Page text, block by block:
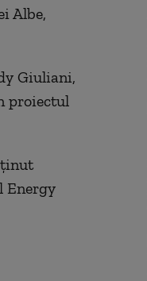
Albe,
Giuliani,
proiectul
Energy